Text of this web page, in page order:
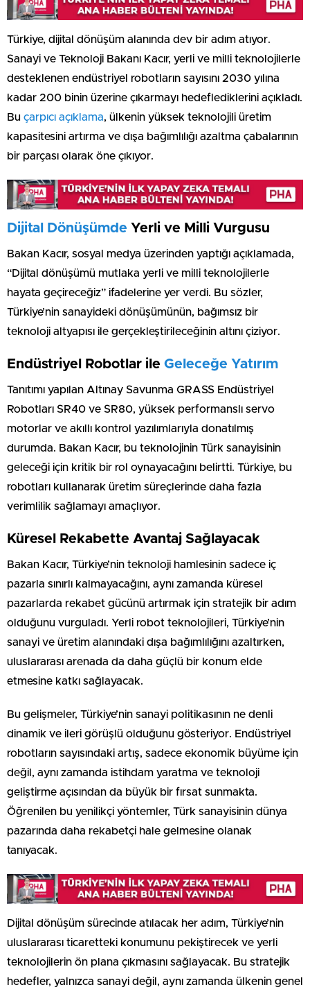
Türkiye, dijital dönüşüm alanında dev bir adım atıyor.
Sanayi ve Teknoloji Bakanı Kacır, yerli ve milli teknolojilerle
desteklenen endüstriyel robotların sayısını 2030 yılına
kadar 200 binin üzerine çıkarmayı hedeflediklerini açıkladı.
Bu çarpıcı açıklama, ülkenin yüksek teknolojili üretim
kapasitesini artırma ve dışa bağımlılığı azaltma çabalarının
bir parçası olarak öne çıkıyor.
Dijital Dönüşümde Yerli ve Milli Vurgusu
Bakan Kacır, sosyal medya üzerinden yaptığı açıklamada,
“Dijital dönüşümü mutlaka yerli ve milli teknolojilerle
hayata geçireceğiz” ifadelerine yer verdi. Bu sözler,
Türkiye’nin sanayideki dönüşümünün, bağımsız bir
teknoloji altyapısı ile gerçekleştirileceğinin altını çiziyor.
Endüstriyel Robotlar ile Geleceğe Yatırım
Tanıtımı yapılan Altınay Savunma GRASS Endüstriyel
Robotları SR40 ve SR80, yüksek performanslı servo
motorlar ve akıllı kontrol yazılımlarıyla donatılmış
durumda. Bakan Kacır, bu teknolojinin Türk sanayisinin
geleceği için kritik bir rol oynayacağını belirtti. Türkiye, bu
robotları kullanarak üretim süreçlerinde daha fazla
verimlilik sağlamayı amaçlıyor.
Küresel Rekabette Avantaj Sağlayacak
Bakan Kacır, Türkiye’nin teknoloji hamlesinin sadece iç
pazarla sınırlı kalmayacağını, aynı zamanda küresel
pazarlarda rekabet gücünü artırmak için stratejik bir adım
olduğunu vurguladı. Yerli robot teknolojileri, Türkiye’nin
sanayi ve üretim alanındaki dışa bağımlılığını azaltırken,
uluslararası arenada da daha güçlü bir konum elde
etmesine katkı sağlayacak.
Bu gelişmeler, Türkiye’nin sanayi politikasının ne denli
dinamik ve ileri görüşlü olduğunu gösteriyor. Endüstriyel
robotların sayısındaki artış, sadece ekonomik büyüme için
değil, aynı zamanda istihdam yaratma ve teknoloji
geliştirme açısından da büyük bir fırsat sunmakta.
Öğrenilen bu yenilikçi yöntemler, Türk sanayisinin dünya
pazarında daha rekabetçi hale gelmesine olanak
tanıyacak.
Dijital dönüşüm sürecinde atılacak her adım, Türkiye’nin
uluslararası ticaretteki konumunu pekiştirecek ve yerli
teknolojilerin ön plana çıkmasını sağlayacak. Bu stratejik
hedefler, yalnızca sanayi değil, aynı zamanda ülkenin genel